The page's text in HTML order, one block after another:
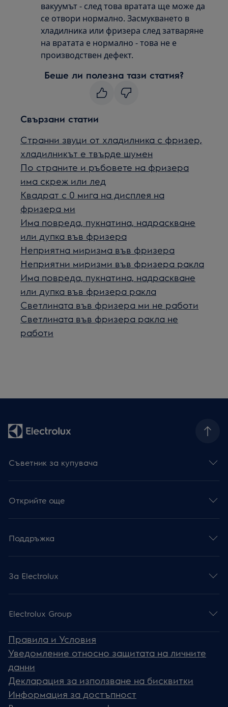
вакуумът - след това вратата ще може да
се отвори нормално. Засмукването в
хладилника или фризера след затваряне
на вратата е нормално - това не е
производствен дефект.
Беше ли полезна тази статия?
Свързани статии
Странни звуци от хладилника с фризер,
хладилникът е твърде шумен
По страните и ръбовете на фризера
има скреж или лед
Квадрат с 0 мига на дисплея на
фризера ми
Има повреда, пукнатина, надраскване
или дупка във фризера
Неприятна миризма във фризера
Неприятни миризми във фризера ракла
Има повреда, пукнатина, надраскване
или дупка във фризера ракла
Светлината във фризера ми не работи
Светлината във фризера ракла не
работи
Съветник за купувача
Открийте още
Поддръжка
За Electrolux
Electrolux Group
Правила и Условия
Уведомление относно защитата на личните
данни
Декларация за използване на бисквитки
Информация за достъпност